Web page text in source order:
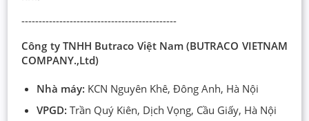
---------------------------------------------
Công ty TNHH Butraco Việt Nam (BUTRACO VIETNAM
COMPANY.,Ltd)
Nhà máy: KCN Nguyên Khê, Đông Anh, Hà Nội
VPGD:Trần Quý Kiên, Dịch Vọng, Cầu Giấy, Hà Nội